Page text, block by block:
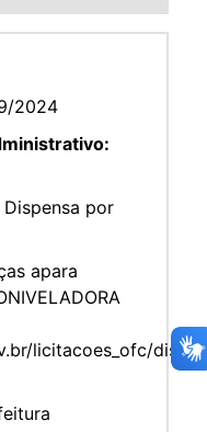
2024
Dispensa por
apara
licitacoes_ofc/